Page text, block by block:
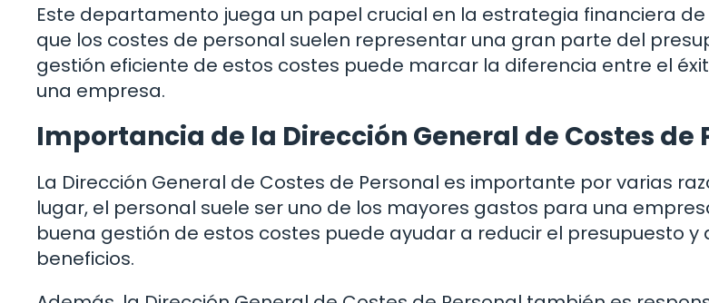
Este departamento juega un papel crucial en la estrategia financiera
que los costes de personal suelen representar una gran parte del
gestión eficiente de estos costes puede marcar la diferencia entre el
una empresa.
Importancia de la Dirección General de Costes de
La Dirección General de Costes de Personal es importante por varias
lugar, el personal suele ser uno de los mayores gastos para una
buena gestión de estos costes puede ayudar a reducir el presupuesto y
beneficios.